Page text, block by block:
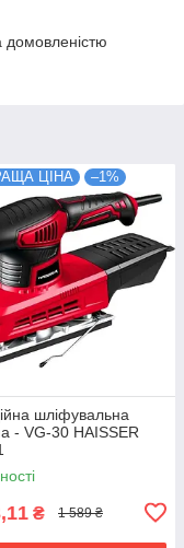
домовленістю
ЦІНА –1%
шліфувальна
- VG-30 HAISSER
₴ 1 589 ₴